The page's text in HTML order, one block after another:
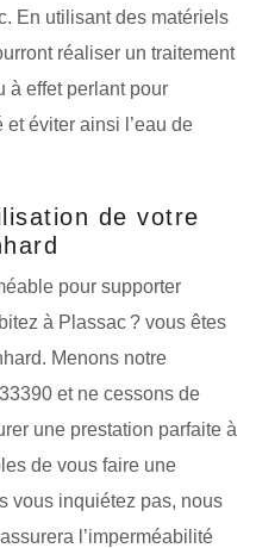
En utilisant des matériels
réaliser un traitement
à effet perlant pour
et éviter ainsi l’eau de
de votre
pour supporter
à Plassac ? vous êtes
Menons notre
et ne cessons de
une prestation parfaite à
de vous faire une
vous inquiétez pas, nous
l’imperméabilité